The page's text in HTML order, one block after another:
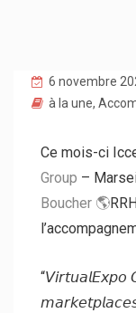
6 novembre
à la une,
Ce mois-ci
Group –
Boucher 🌎